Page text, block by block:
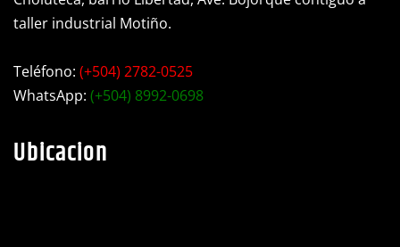
taller industrial Motiño.
Teléfono: (+504) 2782-0525
WhatsApp: (+504) 8992-0698
Ubicacion